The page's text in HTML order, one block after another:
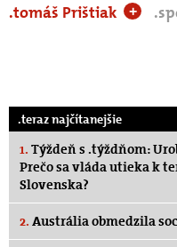
.tomáš Prištiak
+
.teraz najčítanejšie
1. Týždeň s .týždňom:
Prečo sa vláda utieka k
Slovenska?
2. Austrália obmedzila